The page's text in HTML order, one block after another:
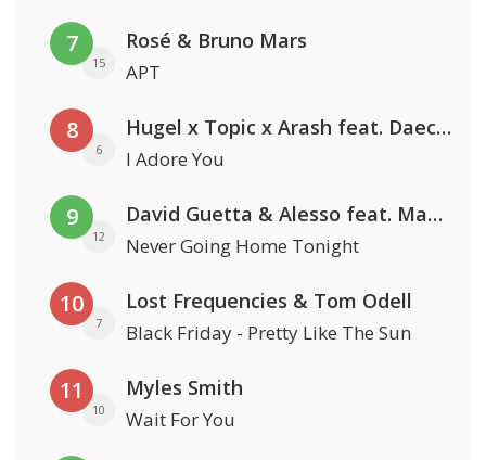
7
15
Rosé & Bruno Mars
APT
8
6
Hugel x Topic x Arash feat. Daecolm
I Adore You
9
12
David Guetta & Alesso feat. Madison Love
Never Going Home Tonight
10
7
Lost Frequencies & Tom Odell
Black Friday - Pretty Like The Sun
11
10
Myles Smith
Wait For You